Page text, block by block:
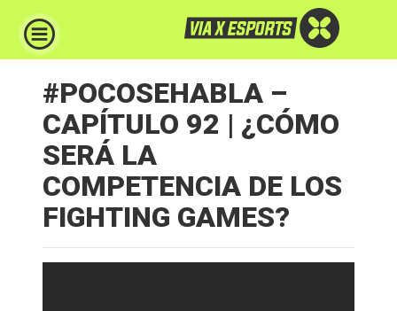
#POCOSEHABLA –
CAPÍTULO 92 | ¿CÓMO
SERÁ LA
COMPETENCIA DE LOS
FIGHTING GAMES?